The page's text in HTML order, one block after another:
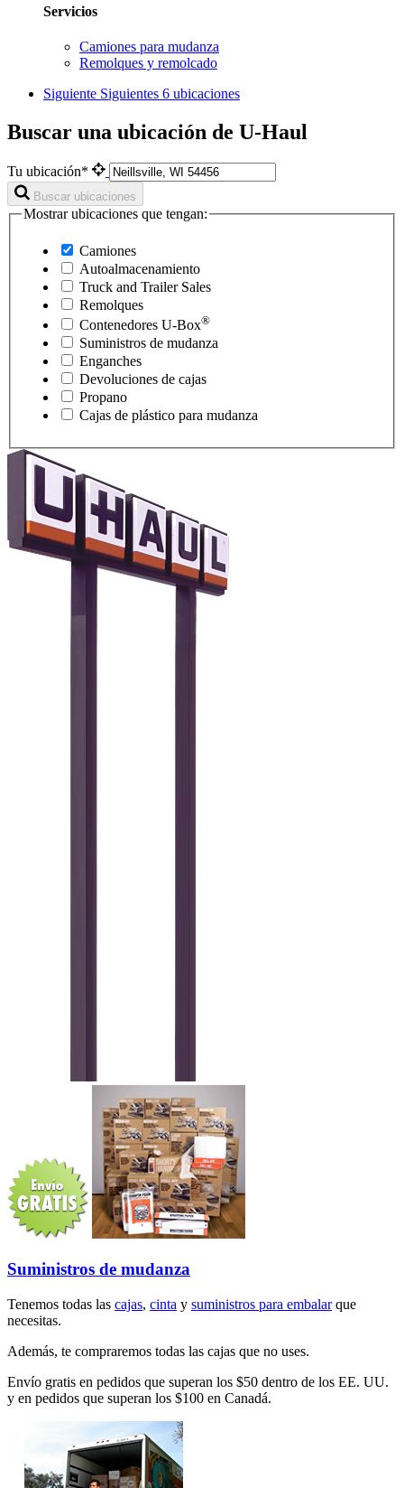
Servicios
Camiones para mudanza
Remolques y remolcado
Siguiente Siguientes 6 ubicaciones
Buscar una ubicación de U-Haul
Tu ubicación*
Buscar ubicaciones
Mostrar ubicaciones que tengan:
Camiones
Autoalmacenamiento
Truck and Trailer Sales
Remolques
Contenedores U-Box®
Suministros de mudanza
Enganches
Devoluciones de cajas
Propano
Cajas de plástico para mudanza
Suministros de mudanza
Tenemos todas las cajas, cinta y suministros para embalarque
necesitas.
Además, te compraremos todas las cajas que no uses.
Envío gratis en pedidos que superan los $50 dentro de los EE. UU.
y en pedidos que superan los $100 en Canadá.